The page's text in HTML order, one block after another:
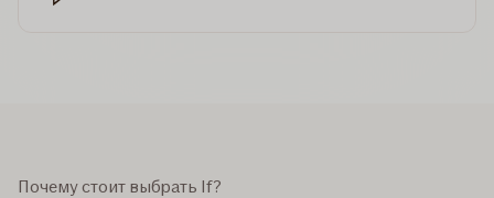
Почему стоит выбрать If?